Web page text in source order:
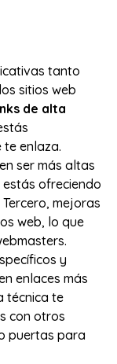
tanto
sitios web
de alta
enlaza.
ser más altas
ofreciendo
mejoras
web, lo que
y
enlaces más
técnica te
con otros
puertas para